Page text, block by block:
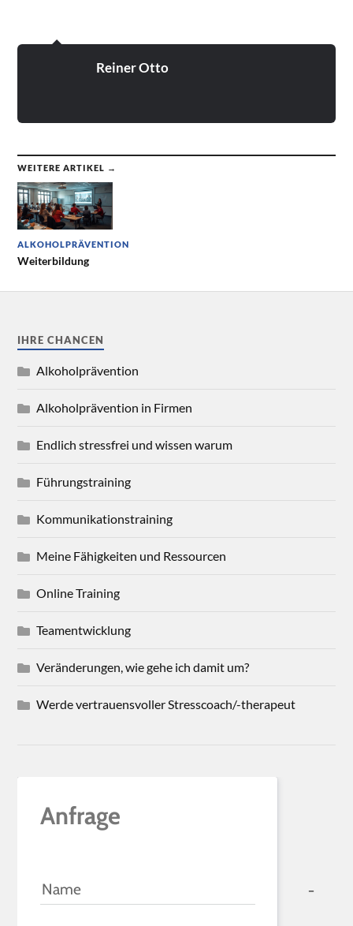
Reiner Otto
WEITERE ARTIKEL →
ALKOHOLPRÄVENTION
Weiterbildung
IHRE CHANCEN
Alkoholprävention
Alkoholprävention in Firmen
Endlich stressfrei und wissen warum
Führungstraining
Kommunikationstraining
Meine Fähigkeiten und Ressourcen
Online Training
Teamentwicklung
Veränderungen, wie gehe ich damit um?
Werde vertrauensvoller Stresscoach/-therapeut
Anfrage
Name icon-